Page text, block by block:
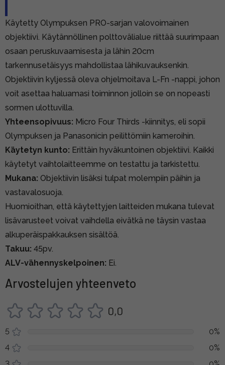
Käytetty Olympuksen PRO-sarjan valovoimainen
objektiivi. Käytännöllinen polttovälialue riittää suurimpaan
osaan peruskuvaamisesta ja lähin 20cm
tarkennusetäisyys mahdollistaa lähikuvauksenkin.
Objektiivin kyljessä oleva ohjelmoitava L-Fn -nappi, johon
voit asettaa haluamasi toiminnon jolloin se on nopeasti
sormen ulottuvilla.
Yhteensopivuus: Micro Four Thirds -kiinnitys, eli sopii
Olympuksen ja Panasonicin peilittömiin kameroihin.
Käytetyn kunto: Erittäin hyväkuntoinen objektiivi. Kaikki
käytetyt vaihtolaitteemme on testattu ja tarkistettu.
Mukana: Objektiivin lisäksi tulpat molempiin päihin ja
vastavalosuoja.
Huomioithan, että käytettyjen laitteiden mukana tulevat
lisävarusteet voivat vaihdella eivätkä ne täysin vastaa
alkuperäispakkauksen sisältöä.
Takuu: 45pv.
ALV-vähennyskelpoinen: Ei.
Arvostelujen yhteenveto
0,0
5
0%
4
0%